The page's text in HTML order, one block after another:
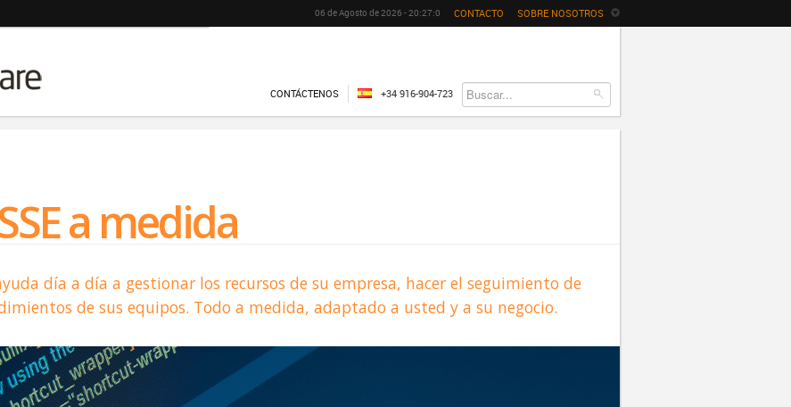
SOBRE NOSOTROS
CONTACTO
06 de Agosto de 2026 -20:27:0
+34 916-904-723
CONTÁCTENOS
a medida
día a día a gestionar los recursos de su empresa, hacer el seguimiento de
de sus equipos. Todo a medida, adaptado a usted y a su negocio.